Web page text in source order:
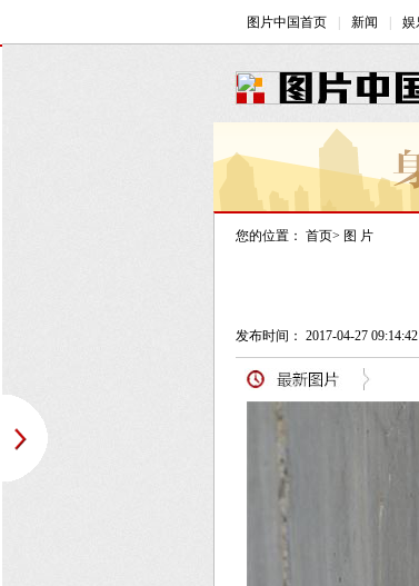
您的位置： 首页> 图 片
发布时间： 2017-04-27 09:14:42